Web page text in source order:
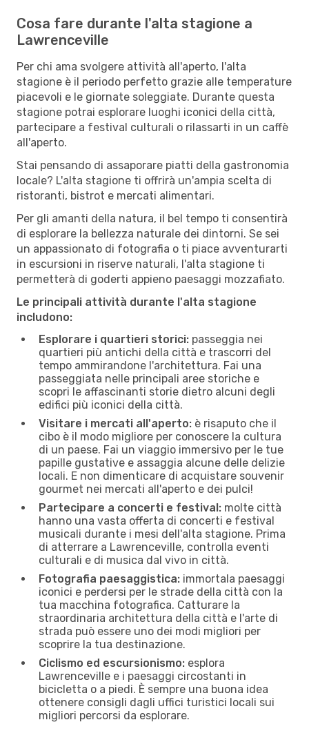
Cosa fare durante l'alta stagione a
Lawrenceville
Per chi ama svolgere attività all'aperto, l'alta
stagione è il periodo perfetto grazie alle temperature
piacevoli e le giornate soleggiate. Durante questa
stagione potrai esplorare luoghi iconici della città,
partecipare a festival culturali o rilassarti in un caffè
all'aperto.
Stai pensando di assaporare piatti della gastronomia
locale? L'alta stagione ti offrirà un'ampia scelta di
ristoranti, bistrot e mercati alimentari.
Per gli amanti della natura, il bel tempo ti consentirà
di esplorare la bellezza naturale dei dintorni. Se sei
un appassionato di fotografia o ti piace avventurarti
in escursioni in riserve naturali, l'alta stagione ti
permetterà di goderti appieno paesaggi mozzafiato.
Le principali attività durante l'alta stagione
includono:
Esplorare i quartieri storici: passeggia nei
quartieri più antichi della città e trascorri del
tempo ammirandone l'architettura. Fai una
passeggiata nelle principali aree storiche e
scopri le affascinanti storie dietro alcuni degli
edifici più iconici della città.
Visitare i mercati all'aperto: è risaputo che il
cibo è il modo migliore per conoscere la cultura
di un paese. Fai un viaggio immersivo per le tue
papille gustative e assaggia alcune delle delizie
locali. E non dimenticare di acquistare souvenir
gourmet nei mercati all'aperto e dei pulci!
Partecipare a concerti e festival: molte città
hanno una vasta offerta di concerti e festival
musicali durante i mesi dell'alta stagione. Prima
di atterrare a Lawrenceville, controlla eventi
culturali e di musica dal vivo in città.
Fotografia paesaggistica: immortala paesaggi
iconici e perdersi per le strade della città con la
tua macchina fotografica. Catturare la
straordinaria architettura della città e l'arte di
strada può essere uno dei modi migliori per
scoprire la tua destinazione.
Ciclismo ed escursionismo: esplora
Lawrenceville e i paesaggi circostanti in
bicicletta o a piedi. È sempre una buona idea
ottenere consigli dagli uffici turistici locali sui
migliori percorsi da esplorare.